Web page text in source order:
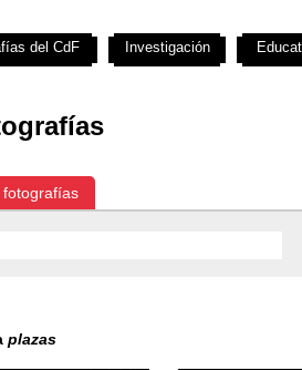
plazas
del CdF Investigación